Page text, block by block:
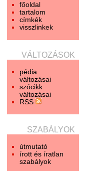
főoldal
tartalom
címkék
visszlinkek
VÁLTOZÁSOK
pédia
változásai
szócikk
változásai
RSS
SZABÁLYOK
útmutató
írott és íratlan
szabályok